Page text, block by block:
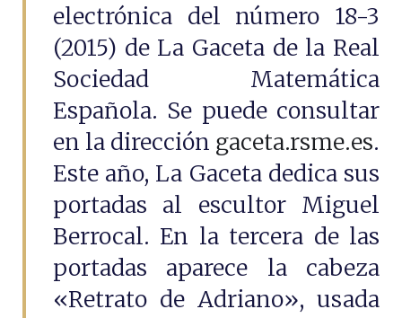
electrónica del número 18-3
(2015) de La Gaceta de la Real
Sociedad Matemática
Española. Se puede consultar
en la dirección gaceta.rsme.es.
Este año, La Gaceta dedica sus
portadas al escultor Miguel
Berrocal. En la tercera de las
portadas aparece la cabeza
«Retrato de Adriano», usada